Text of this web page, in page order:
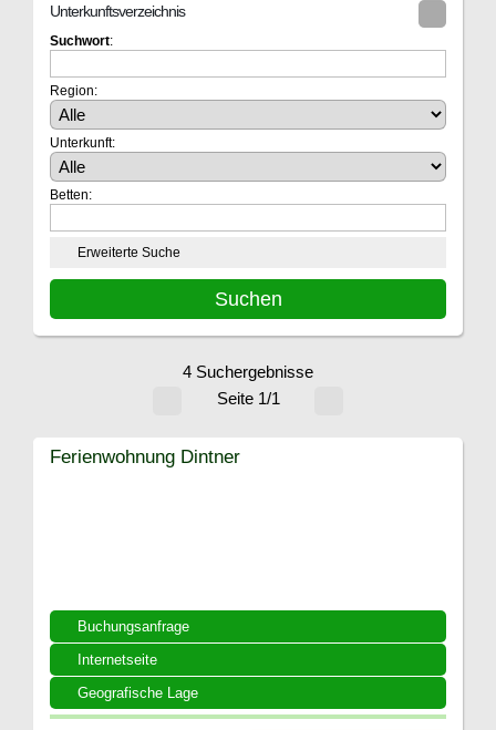
Unterkunftsverzeichnis
Suchwort:
Region:
Unterkunft:
Betten:
Erweiterte Suche
4 Suchergebnisse
Seite 1/1
Buchungsanfrage
Internetseite
Geografische Lage
Ferienwohnung Dintner